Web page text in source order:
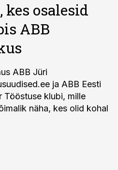
kes osalesid
ABB
ABB Jüri
ja ABB Eesti
Tööstuse klubi, mille
näha, kes olid kohal